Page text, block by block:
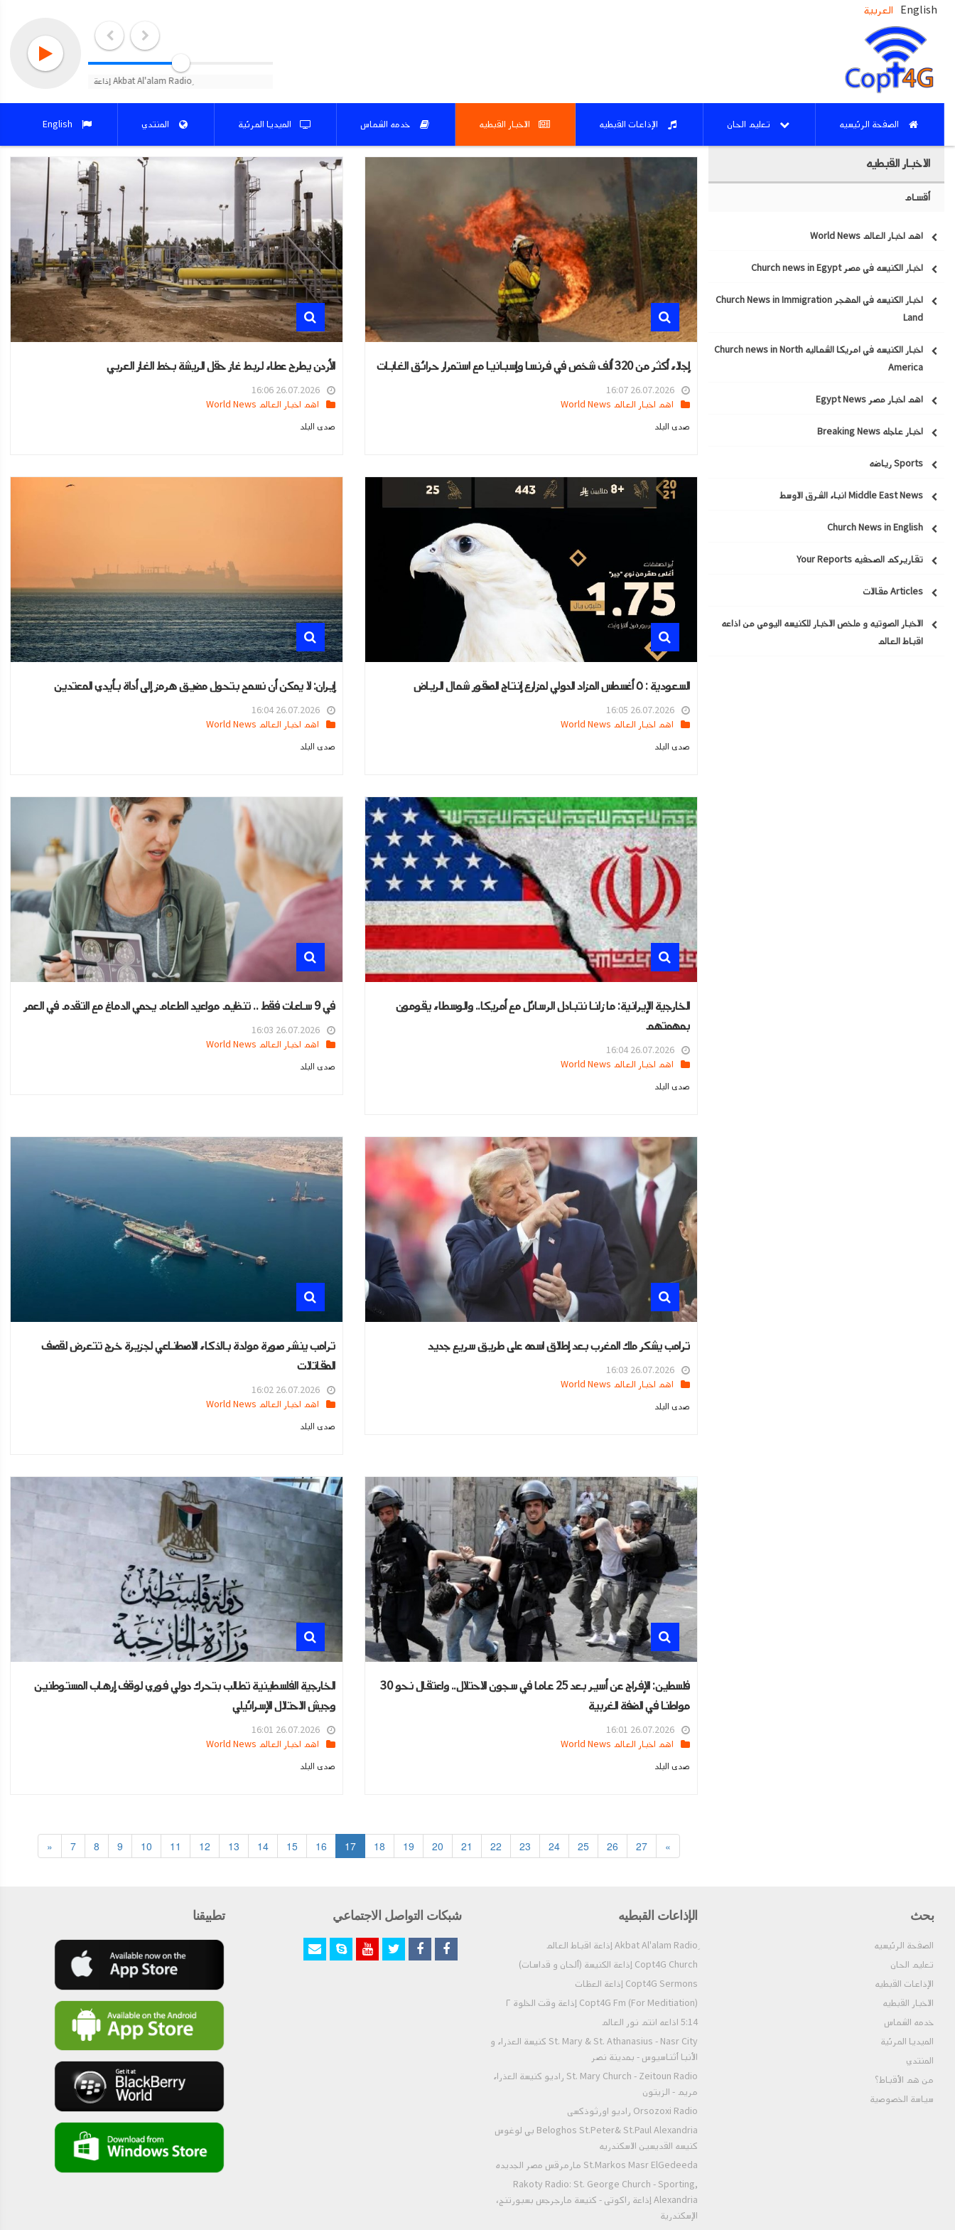
English العربية
ِAkbat Al'alam Radio إذاعة اقباط العالم
الصفحة الرئيسيه تعليم الحان الإذاعات القبطيه الاخبار القبطيه خدمه الشماس الميديا المرئية المنتدي English
الاخبار القبطيه
أقسام
اهم اخبار العالم World News
اخبار الكنيسه في مصر Church news in Egypt
اخبار الكنيسه في المهجر Church News in Immigration
Land
اخبار الكنيسه في امريكا الشماليه Church news in North
America
اهم اخبار مصر Egypt News
اخبار عاجله Breaking News
Sports رياضه
Middle East News انباء الشرق الاوسط
Church News in English
تقاريركم الصحفيه Your Reports
Articles مقالات
الاخبار الصوتيه و ملخص الاخبار للكنيسه اليومي من اذاعه
اقباط العالم
إجلاء أكثر من 320 ألف شخص في فرنسا وإسبانيا مع استمرار حرائق الغابات
26.07.2026 16:07
اهم اخبار العالم World News
صدى البلد
الأردن يطرح عطاء لربط غاز حقل الريشة بخط الغاز العربي
26.07.2026 16:06
اهم اخبار العالم World News
صدى البلد
السعودية : ٥ أغسطس المزاد الدولي لمزارع إنتاج الصقور شمال الرياض
26.07.2026 16:05
اهم اخبار العالم World News
صدى البلد
إيران: لا يمكن أن نسمح بتحول مضيق هرمز إلى أداة بأيدي المعتدين
26.07.2026 16:04
اهم اخبار العالم World News
صدى البلد
الخارجية الإيرانية: ما زلنا نتبادل الرسائل مع أمريكا.. والوسطاء يقومون
بمهمتهم
26.07.2026 16:04
اهم اخبار العالم World News
صدى البلد
في 9 ساعات فقط .. تنظيم مواعيد الطعام يحمي الدماغ مع التقدم في العمر
26.07.2026 16:03
اهم اخبار العالم World News
صدى البلد
ترامب يشكر ملك المغرب بعد إطلاق اسمه على طريق سريع جديد
26.07.2026 16:03
اهم اخبار العالم World News
صدى البلد
ترامب ينشر صورة مولدة بالذكاء الاصطناعي لجزيرة خرج تتعرض لقصف
المقاتلات
26.07.2026 16:02
اهم اخبار العالم World News
صدى البلد
فلسطين: الإفراج عن أسير بعد 25 عاما في سجون الاحتلال.. واعتقال نحو 30
مواطنا في الضفة الغربية
26.07.2026 16:01
اهم اخبار العالم World News
صدى البلد
الخارجية الفلسطينية تطالب بتحرك دولي فوري لوقف إرهاب المستوطنين
وجيش الاحتلال الإسرائيلي
26.07.2026 16:01
اهم اخبار العالم World News
صدى البلد
« 7 8 9 10 11 12 13 14 15 16 17 18 19 20 21 22 23 24 25 26 27 »
بحث
الصفحة الرئيسيه
تعليم الحان
الإذاعات القبطيه
الاخبار القبطيه
خدمه الشماس
الميديا المرئية
المنتدي
من هم الأقباط؟‎
سياسة الخصوصية
الإذاعات القبطيه
Copt4G Church إذاعة الكنيسة (ألحان و قداسات)
Copt4G Sermons إذاعة العظات
Copt4G Fm (For Meditiation) إذاعة وقت الخلوة ٢
5:14 اذاعه انتم نور العالم
St. Mary & St. Athanasius - Nasr City كنيسة العذراء و
الأنبا أثناسيوس - بمدينة نصر
St. Mary Church - Zeitoun Radio راديو كنيسة العذراء
مريم - الزيتون
Orsozoxi Radio راديو اورثوذكسى
Beloghos St.Peter& St.Paul Alexandria بي لوغوس
كنيسه القديسين الاسكندريه
St.Markos Masr ElGedeeda مارمرقس مصر الجديده
Rakoty Radio: St. George Church - Sporting,
Alexandria إذاعة راكوتى - كنيسة مارجرجس بسبورتنج،
الإسكندرية
شبكات التواصل الاجتماعي تطبيقنا